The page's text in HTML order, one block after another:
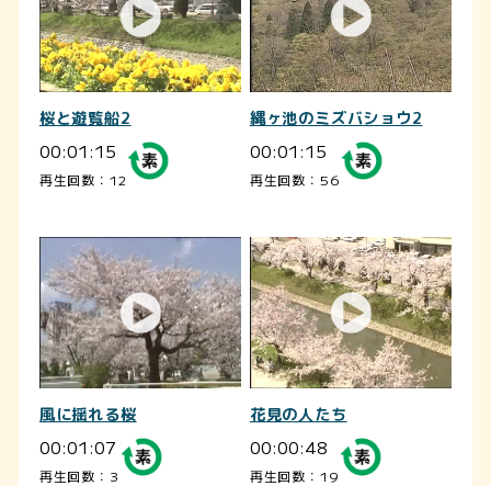
桜と遊覧船2
00:01:15
再生回数：12
縄ヶ池のミズバショウ2
00:01:15
再生回数：56
風に揺れる桜
00:01:07
再生回数：3
花見の人たち
00:00:48
再生回数：19